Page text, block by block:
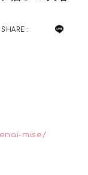
SHARE :
mise/